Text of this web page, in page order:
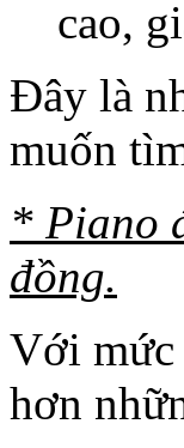
cao,
Đây là
muốn
* Piano
đồng.
Với mức
hơn